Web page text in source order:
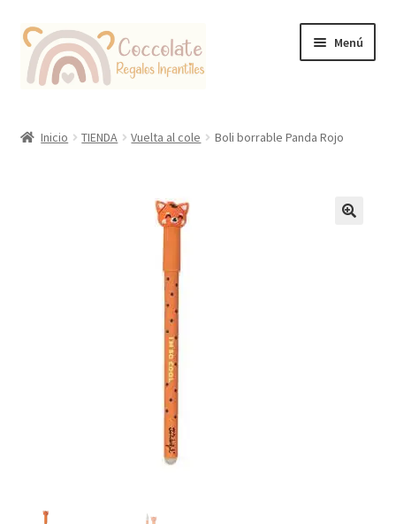
Ir
la
Ir
contenido
Menú
Inicio TIENDA Vuelta al cole Boli borrable Panda Rojo